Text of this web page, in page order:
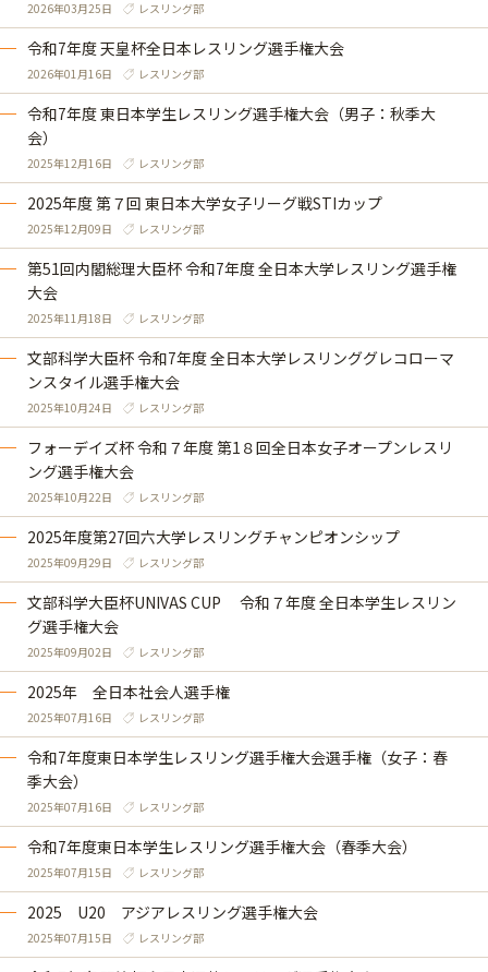
2026年03月25日 レスリング部
令和7年度 天皇杯全日本レスリング選手権大会
2026年01月16日 レスリング部
令和7年度 東日本学生レスリング選手権大会（男子：秋季大
会）
2025年12月16日 レスリング部
2025年度 第７回 東日本大学女子リーグ戦STIカップ
2025年12月09日 レスリング部
第51回内閣総理大臣杯 令和7年度 全日本大学レスリング選手権
大会
2025年11月18日 レスリング部
文部科学大臣杯 令和7年度 全日本大学レスリンググレコローマ
ンスタイル選手権大会
2025年10月24日 レスリング部
フォーデイズ杯 令和７年度 第1８回全日本女子オープンレスリ
ング選手権大会
2025年10月22日 レスリング部
2025年度第27回六大学レスリングチャンピオンシップ
2025年09月29日 レスリング部
文部科学大臣杯UNIVAS CUP 令和７年度 全日本学生レスリン
グ選手権大会
2025年09月02日 レスリング部
2025年 全日本社会人選手権
2025年07月16日 レスリング部
令和7年度東日本学生レスリング選手権大会選手権（女子：春
季大会）
2025年07月16日 レスリング部
令和7年度東日本学生レスリング選手権大会（春季大会）
2025年07月15日 レスリング部
2025 U20 アジアレスリング選手権大会
2025年07月15日 レスリング部